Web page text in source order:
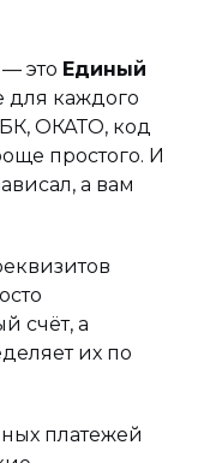
это Единый
для каждого
ОКАТО, код
простого. И
а вам
счёт, а
их по
платежей